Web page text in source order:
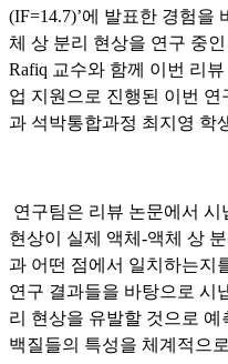
(IF=14.7)’에 발표한 경험을
체 상 분리 현상을 연구 중
Rafiq 교수와 함께 이번 리
업 지원으로 진행된 이번
과 석박통합과정 최지영 학
연구팀은 리뷰 논문에서
현상이 실제 액체-액체 상
과 어떤 점에서 일치하는지
연구 결과들을 바탕으로 시
리 현상을 유발할 것으로
백질들의 특성을 체계적으